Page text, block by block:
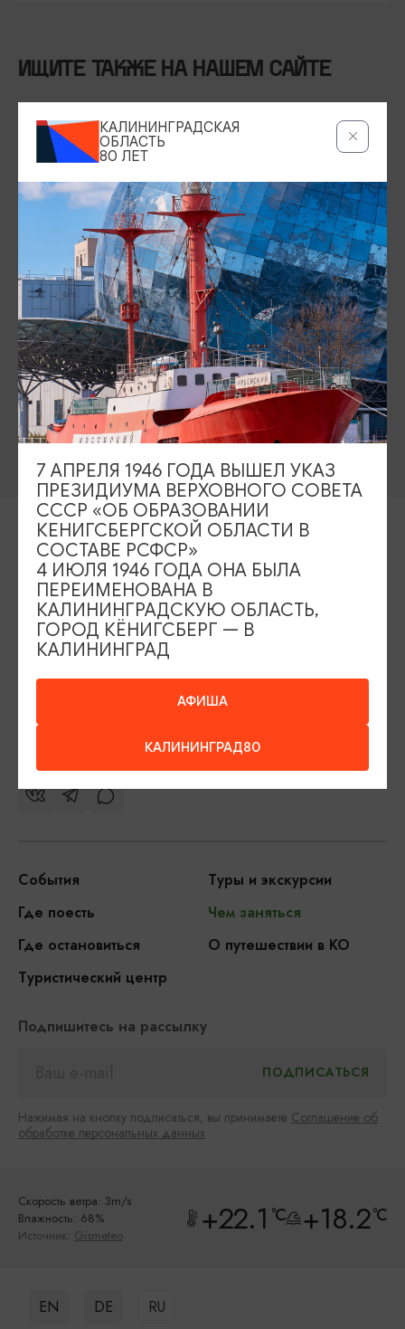
ИЩИТЕ ТАКЖЕ НА НАШЕМ САЙТЕ
Серебряное ожерелье
Электронная виза
Сувениры
Гостевая книга
Гиды и экскурсоводы
Достопримечательности
Карты и маршруты
Рестораны
Гостиницы
Как доехать
Компас Балтийской кухни
Настоящий Калининградец
Музеи
Контакты Туристского
информационного центра
Открыто
ул. Октябрьская, 2/3Открыто
+7 (4012) 555-200
8 (800) 200-55-39
info@visit-kaliningrad.ru
События
Туры и экскурсии
Где поесть
Чем заняться
Где остановиться
О путешествии в КО
Туристический центр
Подпишитесь на рассылку
Нажимая на кнопку подписаться, вы принимаете Соглашение об
обработке персональных данных
Скорость ветра: 3m/s
Влажность: 68%
Источник: Gismeteo +22.1 °C +18.2°C
EN DE RU
КАЛИНИНГРАДСКАЯ
ОБЛАСТЬ
80 ЛЕТ
АФИША
КАЛИНИНГРАД80
7 АПРЕЛЯ 1946 ГОДА ВЫШЕЛ УКАЗ
ПРЕЗИДИУМА ВЕРХОВНОГО СОВЕТА
СССР «ОБ ОБРАЗОВАНИИ
КЕНИГСБЕРГСКОЙ ОБЛАСТИ В
СОСТАВЕ РСФСР»
4 ИЮЛЯ 1946 ГОДА ОНА БЫЛА
ПЕРЕИМЕНОВАНА В
КАЛИНИНГРАДСКУЮ ОБЛАСТЬ,
ГОРОД КЁНИГСБЕРГ — В
КАЛИНИНГРАД